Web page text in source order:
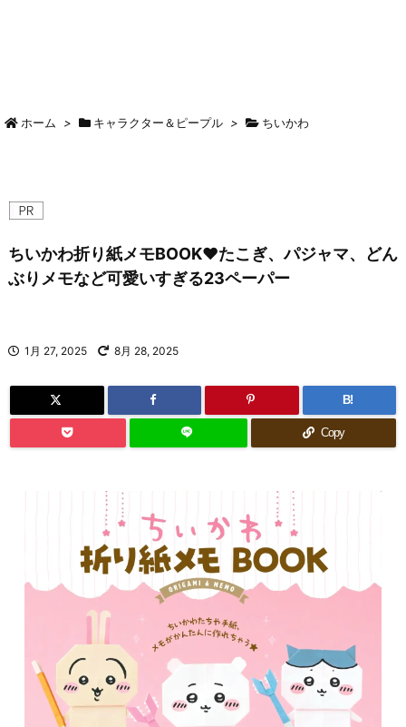
ホーム > キャラクター＆ピープル > ちいかわ
ちいかわ折り紙メモBOOK♥たこぎ、パジャマ、どん
ぶりメモなど可愛いすぎる23ペーパー
1月 27, 2025 8月 28, 2025
B!
Copy